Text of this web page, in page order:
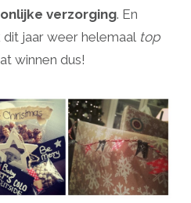
verzorging. En
jaar weer helemaal top
winnen dus!